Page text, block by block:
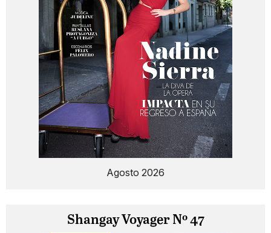
Agosto 2026
Shangay Voyager Nº 47